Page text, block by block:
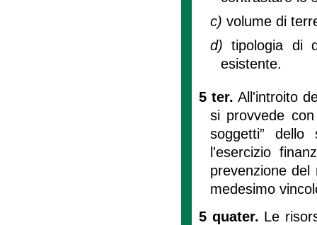
c) volume di
d)tipologia di
esistente.
5 ter.All'introito
si provvede
soggetti”
l'esercizio
prevenzione
medesimo
5 quater. Le